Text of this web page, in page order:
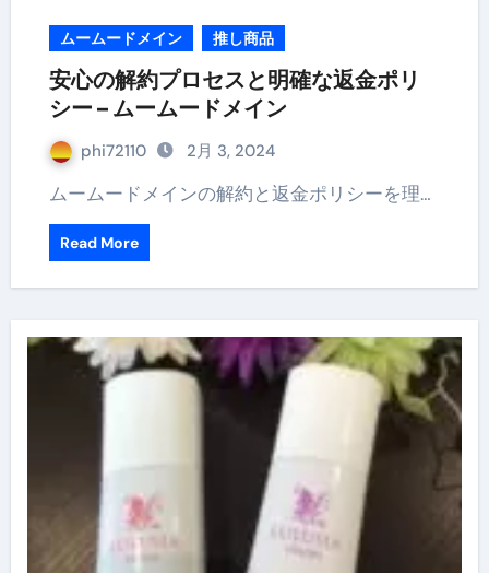
ムームードメイン 推し商品
安心の解約プロセスと明確な返金ポリ
シー – ムームードメイン
phi72110 2月 3, 2024
ムームードメインの解約と返金ポリシーを理…
Read More